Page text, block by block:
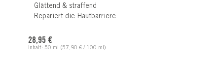
Glättend & straffend
Repariert die Hautbarriere
Inhalt: 50 ml (57,90 € / 100 ml)
28,95 €